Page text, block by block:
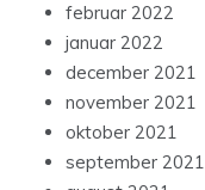
februar 2022
januar 2022
december 2021
november 2021
oktober 2021
september 2021